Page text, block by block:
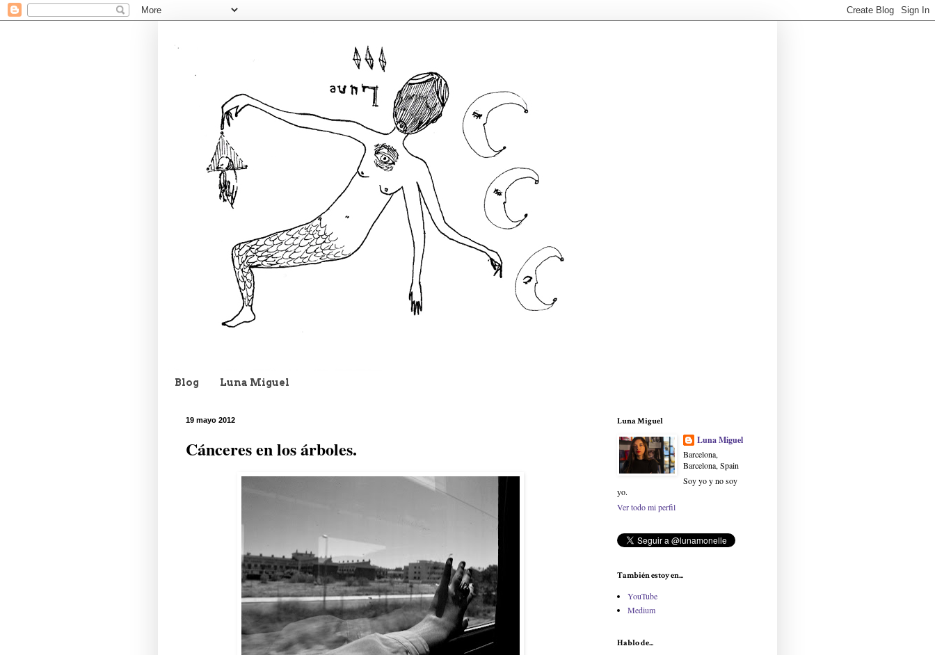
Blog Luna Miguel
19 mayo 2012
Cánceres en los árboles.
Luna Miguel
Luna Miguel
Barcelona,
Barcelona, Spain
Soy yo y no soy
yo.
Ver todo mi perfil
También estoy en...
YouTube
Medium
Hablo de...